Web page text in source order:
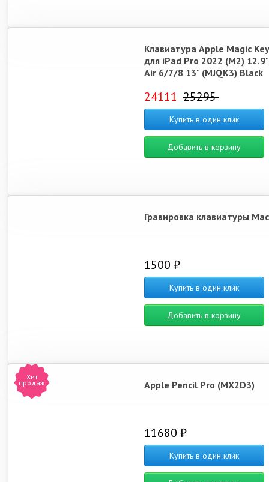
Клавиатура Apple Magic
для iPad Pro 2022 (M2)
Air 6/7/8 13" (MJQK3) Black
24111 25295
Купить в один клик
Добавить в корзину
Гравировка клавиатуры
1500 ₽
Купить в один клик
Добавить в корзину
Хит
продаж Apple Pencil Pro (MX2D3)
11680 ₽
Купить в один клик